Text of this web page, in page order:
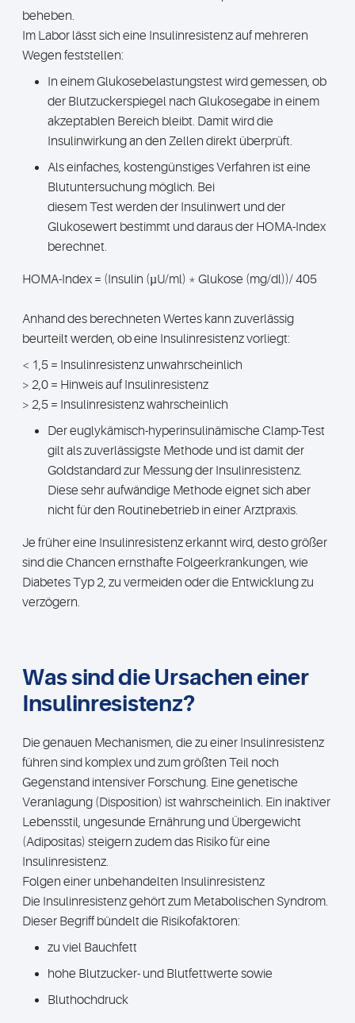
beheben.
Im Labor lässt sich eine Insulinresistenz auf mehreren
Wegen feststellen:
In einem Glukosebelastungstest wird gemessen, ob
der Blutzuckerspiegel nach Glukosegabe in einem
akzeptablen Bereich bleibt. Damit wird die
Insulinwirkung an den Zellen direkt überprüft.
Als einfaches, kostengünstiges Verfahren ist eine
Blutuntersuchung möglich. Bei
diesem Test werden der Insulinwert und der
Glukosewert bestimmt und daraus der HOMA-Index
berechnet.
HOMA-Index = (Insulin (µU/ml) * Glukose (mg/dl))/ 405
Anhand des berechneten Wertes kann zuverlässig
beurteilt werden, ob eine Insulinresistenz vorliegt:
< 1,5 = Insulinresistenz unwahrscheinlich
> 2,0 = Hinweis auf Insulinresistenz
> 2,5 = Insulinresistenz wahrscheinlich
Der euglykämisch-hyperinsulinämische Clamp-Test
gilt als zuverlässigste Methode und ist damit der
Goldstandard zur Messung der Insulinresistenz.
Diese sehr aufwändige Methode eignet sich aber
nicht für den Routinebetrieb in einer Arztpraxis.
Je früher eine Insulinresistenz erkannt wird, desto größer
sind die Chancen ernsthafte Folgeerkrankungen, wie
Diabetes Typ 2, zu vermeiden oder die Entwicklung zu
verzögern.
Was sind die Ursachen einer
Insulinresistenz?
Die genauen Mechanismen, die zu einer Insulinresistenz
führen sind komplex und zum größten Teil noch
Gegenstand intensiver Forschung. Eine genetische
Veranlagung (Disposition) ist wahrscheinlich. Ein inaktiver
Lebensstil, ungesunde Ernährung und Übergewicht
(Adipositas) steigern zudem das Risiko für eine
Insulinresistenz.
Folgen einer unbehandelten Insulinresistenz
Die Insulinresistenz gehört zum Metabolischen Syndrom.
Dieser Begriff bündelt die Risikofaktoren:
zu viel Bauchfett
hohe Blutzucker- und Blutfettwerte sowie
Bluthochdruck